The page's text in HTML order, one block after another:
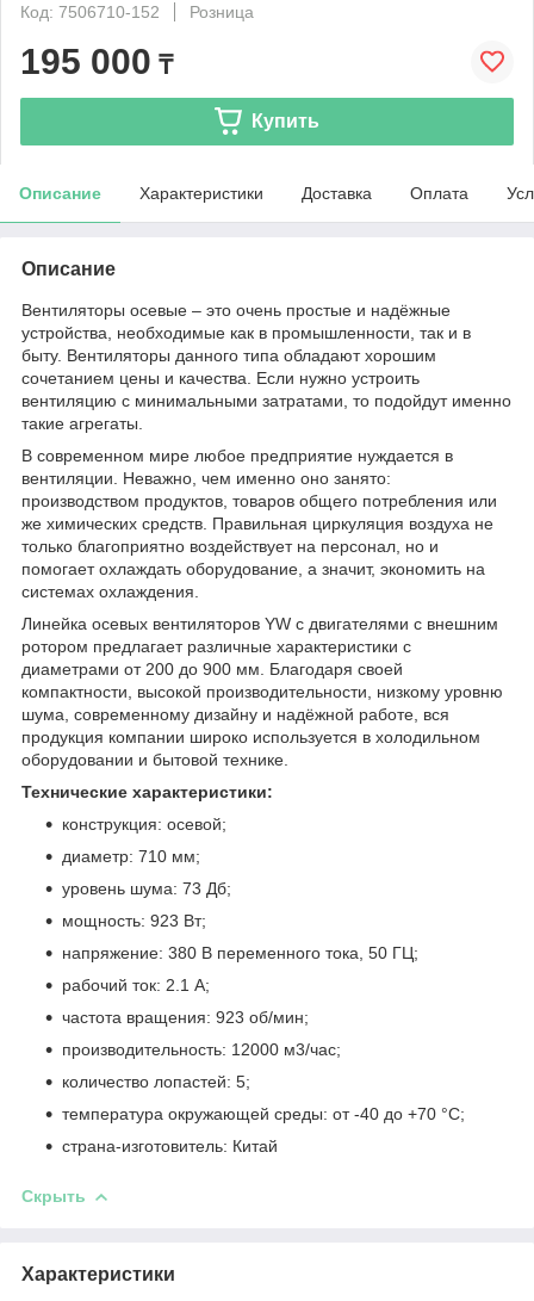
Код: 7506710-152
Розница
195 000 ₸
Купить
Описание Характеристики Доставка Оплата
Описание
Вентиляторы осевые – это очень простые и надёжные
устройства, необходимые как в промышленности, так и в
быту. Вентиляторы данного типа обладают хорошим
сочетанием цены и качества. Если нужно устроить
вентиляцию с минимальными затратами, то подойдут именно
такие агрегаты.
В современном мире любое предприятие нуждается в
вентиляции. Неважно, чем именно оно занято:
производством продуктов, товаров общего потребления или
же химических средств. Правильная циркуляция воздуха не
только благоприятно воздействует на персонал, но и
помогает охлаждать оборудование, а значит, экономить на
системах охлаждения.
Линейка осевых вентиляторов YW с двигателями с внешним
ротором предлагает различные характеристики с
диаметрами от 200 до 900 мм. Благодаря своей
компактности, высокой производительности, низкому уровню
шума, современному дизайну и надёжной работе, вся
продукция компании широко используется в холодильном
оборудовании и бытовой технике.
Технические характеристики:
конструкция: осевой;
диаметр: 710 мм;
уровень шума: 73 Дб;
мощность: 923 Вт;
напряжение: 380 В переменного тока, 50 ГЦ;
рабочий ток: 2.1 А;
частота вращения: 923 об/мин;
производительность: 12000 м3/час;
количество лопастей: 5;
температура окружающей среды: от -40 до +70 °С;
страна-изготовитель: Китай
Скрыть
Характеристики